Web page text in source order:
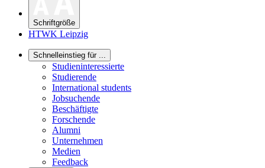
Schriftgröße
HTWK Leipzig
Schnelleinstieg für ...
Studieninteressierte
Studierende
International students
Jobsuchende
Beschäftigte
Forschende
Alumni
Unternehmen
Medien
Feedback